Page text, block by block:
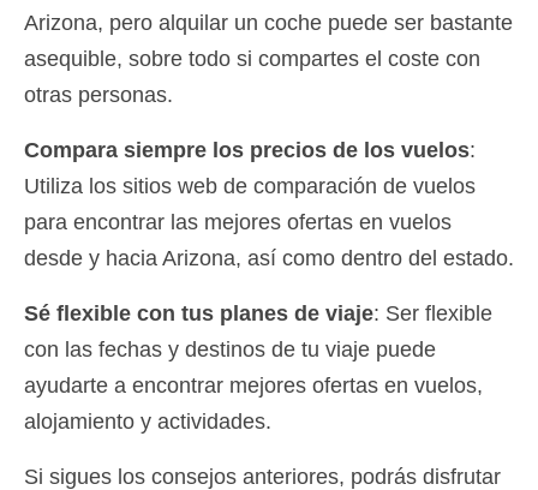
Arizona, pero alquilar un coche puede ser bastante
asequible, sobre todo si compartes el coste con
otras personas.
Compara siempre los precios de los vuelos:
Utiliza los sitios web de comparación de vuelos
para encontrar las mejores ofertas en vuelos
desde y hacia Arizona, así como dentro del estado.
Sé flexible con tus planes de viaje: Ser flexible
con las fechas y destinos de tu viaje puede
ayudarte a encontrar mejores ofertas en vuelos,
alojamiento y actividades.
Si sigues los consejos anteriores, podrás disfrutar